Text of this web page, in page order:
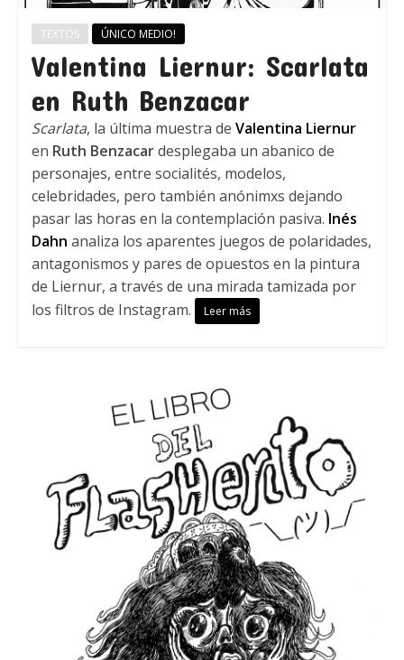
TEXTOS ÚNICO MEDIO!
Valentina Liernur: Scarlata
en Ruth Benzacar
Scarlata, la última muestra de Valentina Liernur
en Ruth Benzacardesplegaba un abanico de
personajes, entre socialités, modelos,
celebridades, pero también anónimxs dejando
pasar las horas en la contemplación pasiva. Inés
Dahn analiza los aparentes juegos de polaridades,
antagonismos y pares de opuestos en la pintura
de Liernur, a través de una mirada tamizada por
los filtros de Instagram.
Leer más